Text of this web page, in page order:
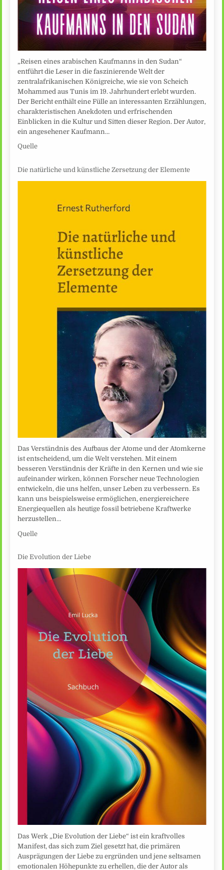
„Reisen eines arabischen Kaufmanns in den Sudan“
entführt die Leser in die faszinierende Welt der
zentralafrikanischen Königreiche, wie sie von Scheich
Mohammed aus Tunis im 19. Jahrhundert erlebt wurden.
Der Bericht enthält eine Fülle an interessanten Erzählungen,
charakteristischen Anekdoten und erfrischenden
Einblicken in die Kultur und Sitten dieser Region. Der Autor,
ein angesehener Kaufmann…
Quelle
Die natürliche und künstliche Zersetzung der Elemente
Das Verständnis des Aufbaus der Atome und der Atomkerne
ist entscheidend, um die Welt verstehen. Mit einem
besseren Verständnis der Kräfte in den Kernen und wie sie
aufeinander wirken, können Forscher neue Technologien
entwickeln, die uns helfen, unser Leben zu verbessern. Es
kann uns beispielsweise ermöglichen, energiereichere
Energiequellen als heutige fossil betriebene Kraftwerke
herzustellen…
Quelle
Die Evolution der Liebe
Das Werk „Die Evolution der Liebe“ ist ein kraftvolles
Manifest, das sich zum Ziel gesetzt hat, die primären
Ausprägungen der Liebe zu ergründen und jene seltsamen
emotionalen Höhepunkte zu erhellen, die der Autor als